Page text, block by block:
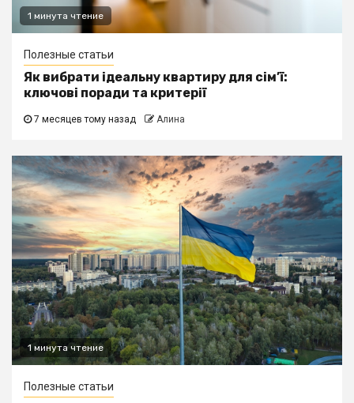
1 минута чтение
Полезные статьи
Як вибрати ідеальну квартиру для сім’ї:
ключові поради та критерії
7 месяцев тому назад Алина
1 минута чтение
Полезные статьи